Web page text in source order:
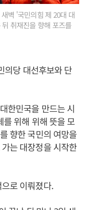
벽 '국민의힘 제 20대 대
취재진을 향해 포즈를
의당 대선후보와 단
한민국을 만드는 시
를 위해 위해 뜻을 모
향한 국민의 여망을
는 대장정을 시작한
로 이뤄졌다.